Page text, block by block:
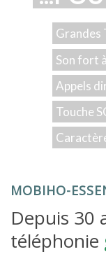
Grandes
Son fort
Appels
Touche
MOBIHO-
Depuis 30
téléphonie